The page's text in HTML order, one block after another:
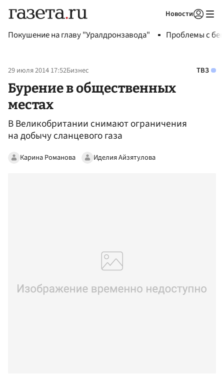
Новости
Покушение на главу "Уралдронзавода" Проблемы с
29 июля 2014 17:52Бизнес ТВЗ
Бурение в общественных
местах
В Великобритании снимают ограничения
на добычу сланцевого газа
Карина Романова Иделия Айзятулова